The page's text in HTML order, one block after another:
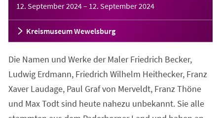
12. September 2024– 12. September 2024
Kreismuseum Wewelsburg
Die Namen und Werke der Maler Friedrich Becker,
Ludwig Erdmann, Friedrich Wilhelm Heithecker, Franz
Xaver Laudage, Paul Graf von Merveldt, Franz Thöne
und Max Todt sind heute nahezu unbekannt. Sie alle